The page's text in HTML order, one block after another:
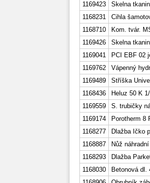
1169423
Skelna
1168231
Cihla
1168710
Kom. tvár.
1169426
Skelna
1169041
PCI EBF 02
1169762
Vápenný
1169489
Stříška
1168436
Heluz 50 K
1169559
S. trubičky
1169174
Porotherm 8
1168277
Dlažba Ičko
1168887
Nůž
1168293
Dlažba
1168030
Betonová dl.